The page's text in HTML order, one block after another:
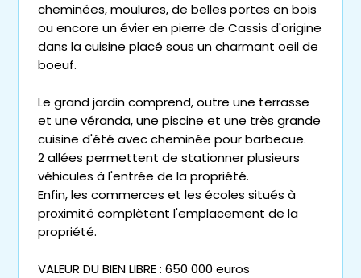
cheminées, moulures, de belles portes en bois
ou encore un évier en pierre de Cassis d'origine
dans la cuisine placé sous un charmant oeil de
boeuf.
Le grand jardin comprend, outre une terrasse
et une véranda, une piscine et une très grande
cuisine d'été avec cheminée pour barbecue.
2 allées permettent de stationner plusieurs
véhicules à l'entrée de la propriété.
Enfin, les commerces et les écoles situés à
proximité complètent l'emplacement de la
propriété.
VALEUR DU BIEN LIBRE : 650 000 euros